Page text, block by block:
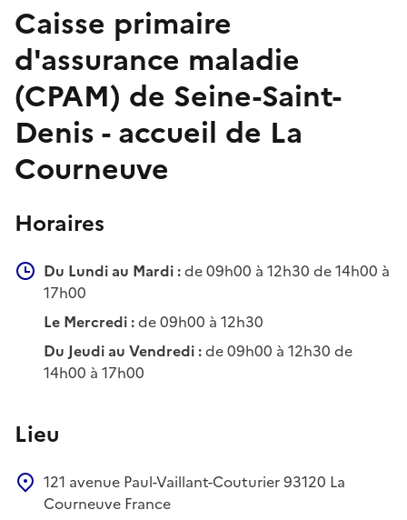
Caisse primaire
d'assurance maladie
(CPAM) de Seine-Saint-
Denis - accueil de La
Courneuve
Horaires
Du Lundi au Mardi :de 09h00 à 12h30 de 14h00 à
17h00
Le Mercredi :de 09h00 à 12h30
Du Jeudi au Vendredi :de 09h00 à 12h30 de
14h00 à 17h00
Lieu
121 avenue Paul-Vaillant-Couturier93120 La
Courneuve France